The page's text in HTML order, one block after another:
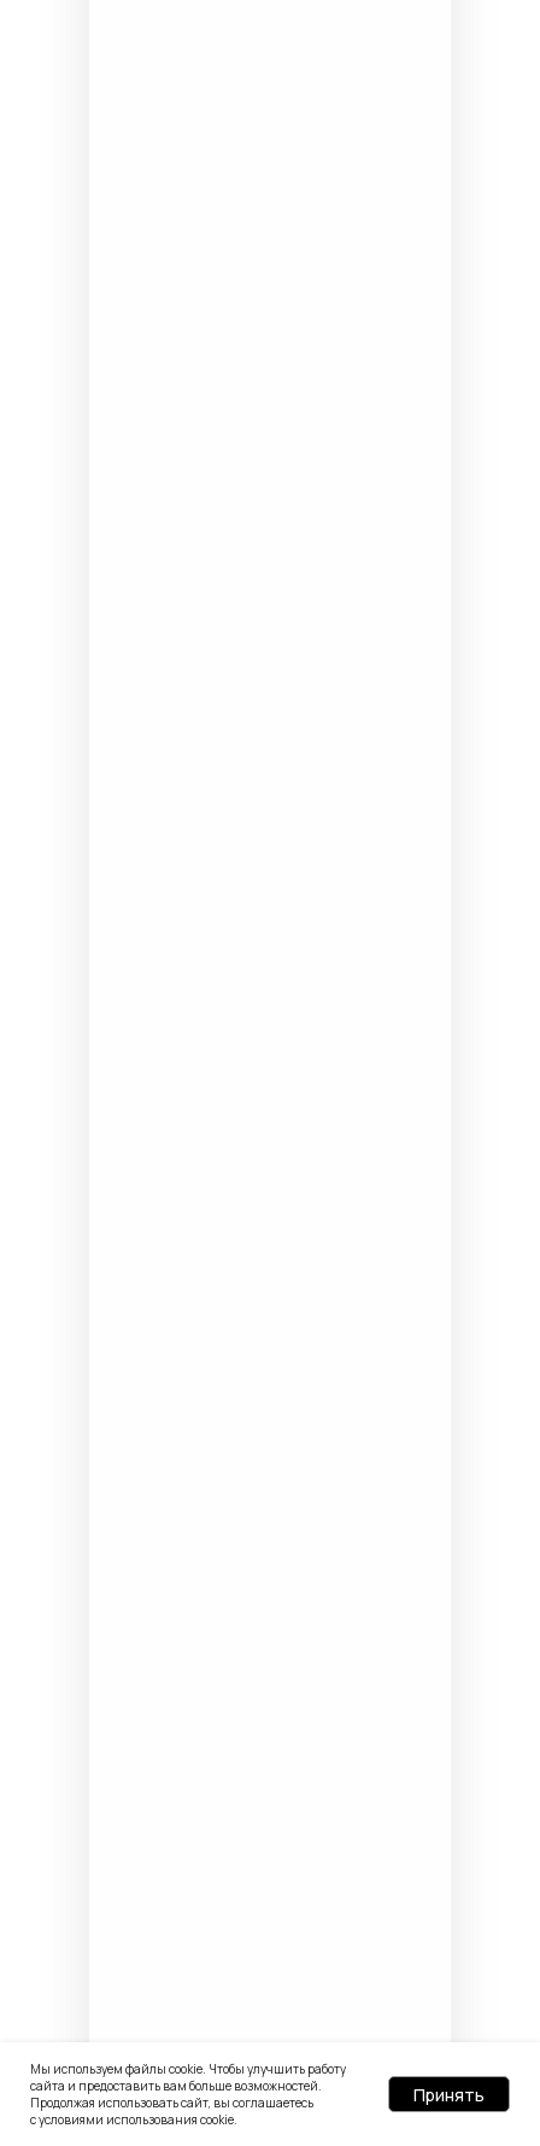
Мы используем файлы cookie. Чтобы улучшить работу
сайта и предоставить вам больше возможностей.
Продолжая использовать сайт, вы соглашаетесь
с условиями использования cookie.
Принять